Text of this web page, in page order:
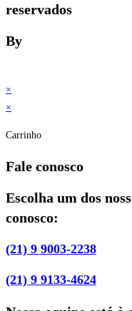
reservados
By
×
×
Carrinho
Fale conosco
Escolha um dos
conosco:
(21) 9 9003-2238
(21) 9 9133-4624